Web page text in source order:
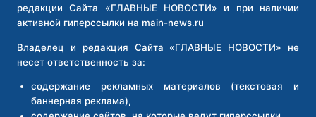
редакции Сайта «ГЛАВНЫЕ НОВОСТИ» и при наличии
активной гиперссылки на main-news.ru
Владелец и редакция Сайта «ГЛАВНЫЕ НОВОСТИ» не
несет ответственность за:
содержание рекламных материалов (текстовая и
баннерная реклама),